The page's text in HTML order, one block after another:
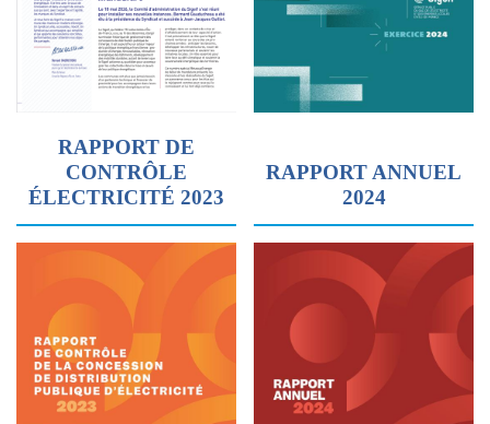
RAPPORT DE
CONTRÔLE
ÉLECTRICITÉ 2023
RAPPORT ANNUEL
2024